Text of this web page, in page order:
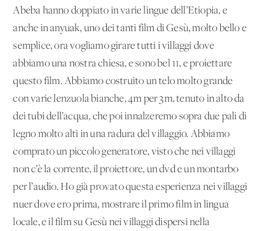
Abeba hanno doppiato in varie lingue dell’Etiopia, e
anche in anyuak, uno dei tanti film di Gesù, molto bello e
semplice, ora vogliamo girare tutti i villaggi dove
abbiamo una nostra chiesa, e sono bel 11, e proiettare
questo film. Abbiamo costruito un telo molto grande
con varie lenzuola bianche, 4m per 3m, tenuto in alto da
dei tubi dell’acqua, che poi innalzeremo sopra due pali di
legno molto alti in una radura del villaggio. Abbiamo
comprato un piccolo generatore, visto che nei villaggi
non c’è la corrente, il proiettore, un dvd e un montarbo
per l’audio. Ho già provato questa esperienza nei villaggi
nuer dove ero prima, mostrare il primo film in lingua
locale, e il film su Gesù nei villaggi dispersi nella